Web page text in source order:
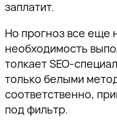
заплатит.
Но прогноз все еще
необходимость
толкает SEO-
только белыми
соответственно,
под фильтр.